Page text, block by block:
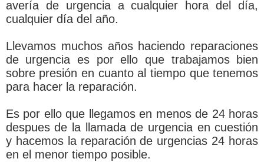
avería de urgencia a cualquier hora del día,
cualquier día del año.
Llevamos muchos años haciendo reparaciones
de urgencia es por ello que trabajamos bien
sobre presión en cuanto al tiempo que tenemos
para hacer la reparación.
Es por ello que llegamos en menos de 24 horas
despues de la llamada de urgencia en cuestión
y hacemos la reparación de urgencias 24 horas
en el menor tiempo posible.